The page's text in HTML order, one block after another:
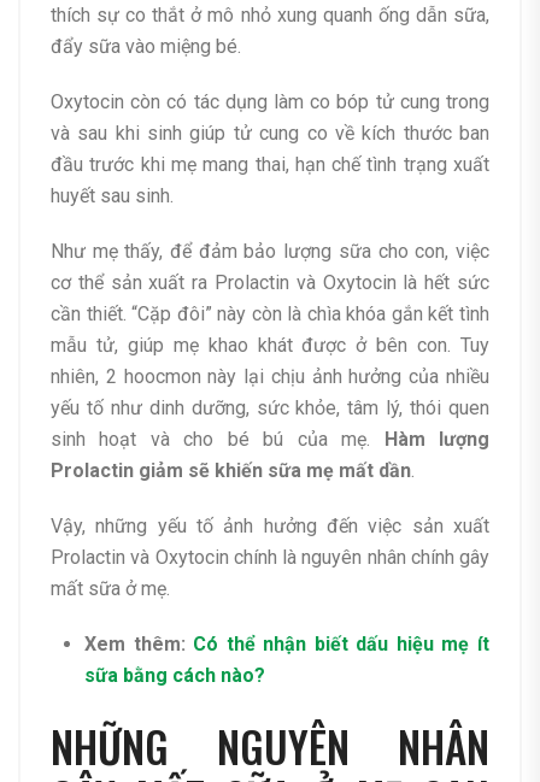
thích sự co thắt ở mô nhỏ xung quanh ống dẫn sữa,
đẩy sữa vào miệng bé.
Oxytocin còn có tác dụng làm co bóp tử cung trong
và sau khi sinh giúp tử cung co về kích thước ban
đầu trước khi mẹ mang thai, hạn chế tình trạng xuất
huyết sau sinh.
Như mẹ thấy, để đảm bảo lượng sữa cho con, việc
cơ thể sản xuất ra Prolactin và Oxytocin là hết sức
cần thiết. “Cặp đôi” này còn là chìa khóa gắn kết tình
mẫu tử, giúp mẹ khao khát được ở bên con. Tuy
nhiên, 2 hoocmon này lại chịu ảnh hưởng của nhiều
yếu tố như dinh dưỡng, sức khỏe, tâm lý, thói quen
sinh hoạt và cho bé bú của mẹ.
Hàm lượng
Prolactin giảm sẽ khiến sữa mẹ mất dần.
Vậy, những yếu tố ảnh hưởng đến việc sản xuất
Prolactin và Oxytocin chính là nguyên nhân chính gây
mất sữa ở mẹ.
Xem thêm: Có thể nhận biết dấu hiệu mẹ ít
sữa bằng cách nào?
NHỮNG NGUYÊN NHÂN